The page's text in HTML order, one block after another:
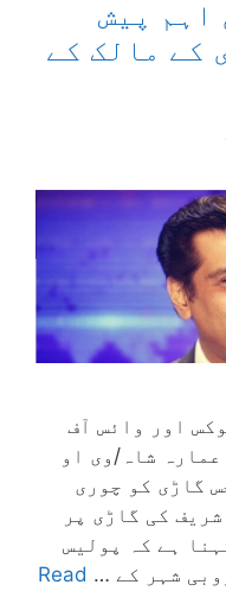
اہم پیش
کے مالک کے
اور وائس آف
شاہ/وی او
گاڑی کو چوری
کی گاڑی پر
ہے کہ پولیس
شہر کے … Read